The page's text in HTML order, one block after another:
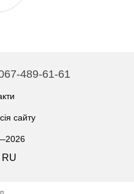
489-61-61
сайту
RU